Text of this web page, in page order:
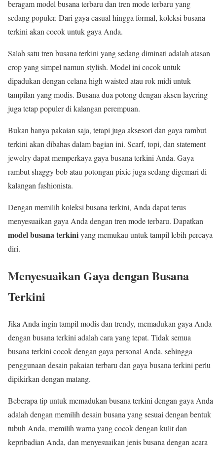
beragam model busana terbaru dan tren mode terbaru yang
sedang populer. Dari gaya casual hingga formal, koleksi busana
terkini akan cocok untuk gaya Anda.
Salah satu tren busana terkini yang sedang diminati adalah atasan
crop yang simpel namun stylish. Model ini cocok untuk
dipadukan dengan celana high waisted atau rok midi untuk
tampilan yang modis. Busana dua potong dengan aksen layering
juga tetap populer di kalangan perempuan.
Bukan hanya pakaian saja, tetapi juga aksesori dan gaya rambut
terkini akan dibahas dalam bagian ini. Scarf, topi, dan statement
jewelry dapat memperkaya gaya busana terkini Anda. Gaya
rambut shaggy bob atau potongan pixie juga sedang digemari di
kalangan fashionista.
Dengan memilih koleksi busana terkini, Anda dapat terus
menyesuaikan gaya Anda dengan tren mode terbaru. Dapatkan
model busana terkiniyang memukau untuk tampil lebih percaya
diri.
Menyesuaikan Gaya dengan Busana
Terkini
Jika Anda ingin tampil modis dan trendy, memadukan gaya Anda
dengan busana terkini adalah cara yang tepat. Tidak semua
busana terkini cocok dengan gaya personal Anda, sehingga
penggunaan desain pakaian terbaru dan gaya busana terkini perlu
dipikirkan dengan matang.
Beberapa tip untuk memadukan busana terkini dengan gaya Anda
adalah dengan memilih desain busana yang sesuai dengan bentuk
tubuh Anda, memilih warna yang cocok dengan kulit dan
kepribadian Anda, dan menyesuaikan jenis busana dengan acara